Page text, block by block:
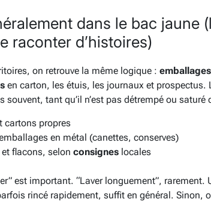
dans le bac jaune
raconter d’histoires)
on retrouve la même logique : emballages
en carton, les étuis, les journaux et prospectus.
souvent, tant qu’il n’est pas détrempé ou saturé
cartons propres
en métal (canettes, conserves)
flacons, selon consignes locales
est important. “Laver longuement”, rarement.
rincé rapidement, suffit en général. Sinon,